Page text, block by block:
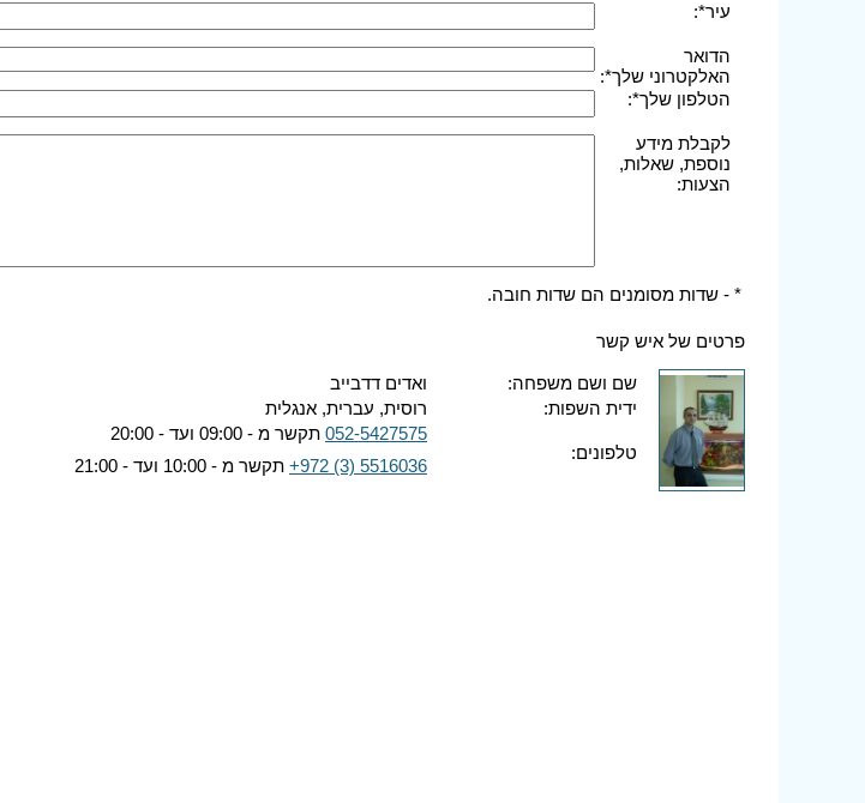
עיר*:
הדואר
האלקטרוני שלך*:
הטלפון שלך*:
לקבלת מידע
נוספת, שאלות,
הצעות:
* - שדות מסומנים הם שדות חובה.
פרטים של איש קשר
שם ושם משפחה:
ואדים דדבייב
ידית השפות:
רוסית, עברית, אנגלית
טלפונים:
052-5427575 תקשר מ - 09:00 ועד - 20:00
+972 (3) 5516036 תקשר מ - 10:00 ועד - 21:00